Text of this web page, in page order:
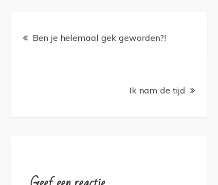
Bericht
navigatie
Ben je helemaal gek geworden?!
Ik nam de tijd